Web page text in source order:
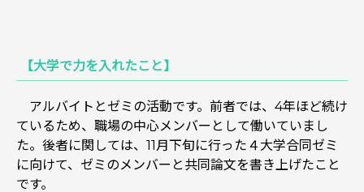
【大学で力を入れたこと】
アルバイトとゼミの活動です。前者では、4年ほど続け
ているため、職場の中心メンバーとして働いていまし
た。後者に関しては、11月下旬に行った４大学合同ゼミ
に向けて、ゼミのメンバーと共同論文を書き上げたこと
です。